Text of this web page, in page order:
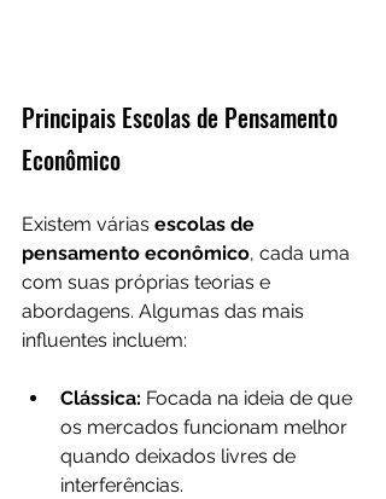
Principais Escolas de Pensamento
Econômico
Existem várias escolas de
pensamento econômico, cada uma
com suas próprias teorias e
abordagens. Algumas das mais
influentes incluem:
Clássica: Focada na ideia de que
os mercados funcionam melhor
quando deixados livres de
interferências.